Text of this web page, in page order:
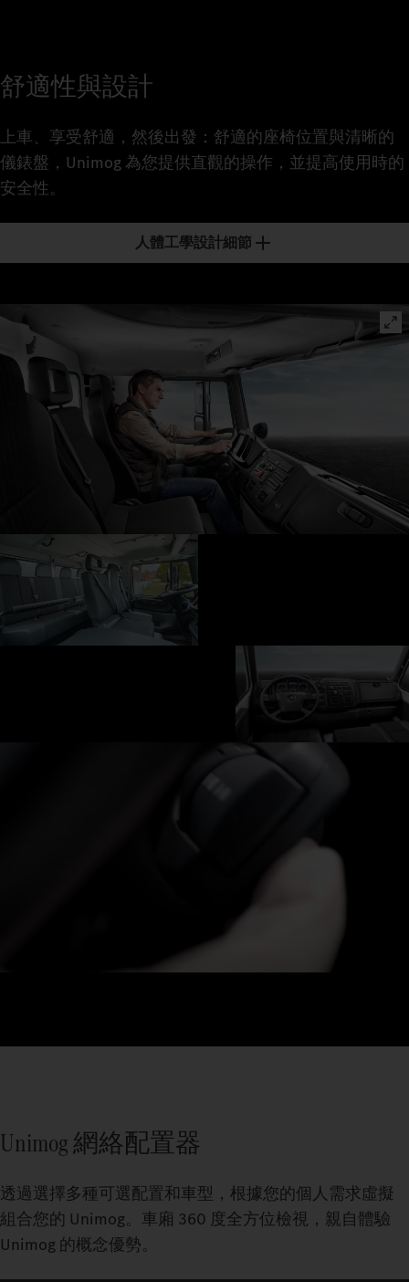
舒適性與設計
上車、享受舒適，然後出發：舒適的座椅位置與清晰的
儀錶盤，Unimog 為您提供直觀的操作，並提高使用時的
安全性。
人體工學設計細節
Unimog 網絡配置器
透過選擇多種可選配置和車型，根據您的個人需求虛擬
組合您的 Unimog。車廂 360 度全方位檢視，親自體驗
Unimog 的概念優勢。